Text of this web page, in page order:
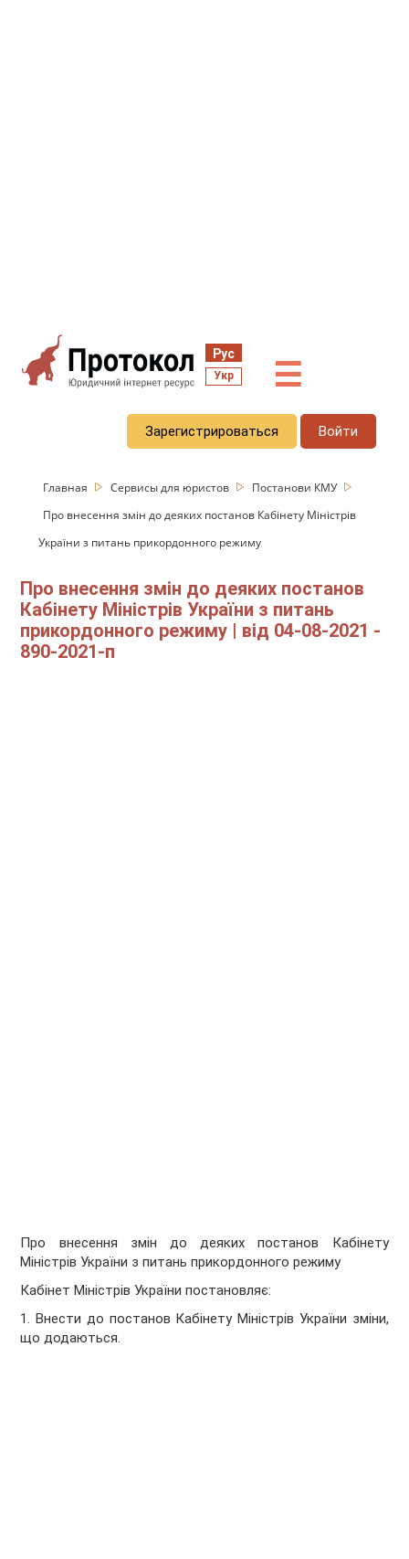
Рус
Укр ☰
Зарегистрироваться Войти
Главная Сервисы для юристов
Постанови КМУ
Про внесення змін до деяких постанов Кабінету Міністрів
України з питань прикордонного режиму
Про внесення змін до деяких постанов
Кабінету Міністрів України з питань
прикордонного режиму | від 04-08-2021 -
890-2021-п
Про внесення змін до деяких постанов Кабінету
Міністрів України з питань прикордонного режиму
Кабінет Міністрів Українипостановляє:
1. Внести до постанов Кабінету Міністрів України зміни,
що додаються.